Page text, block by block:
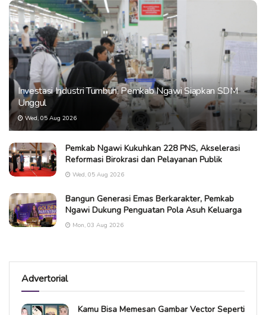
Investasi Industri Tumbuh, Pemkab Ngawi Siapkan SDM
Unggul
Wed, 05 Aug 2026
Pemkab Ngawi Kukuhkan 228 PNS, Akselerasi
Reformasi Birokrasi dan Pelayanan Publik
Wed, 05 Aug 2026
Bangun Generasi Emas Berkarakter, Pemkab
Ngawi Dukung Penguatan Pola Asuh Keluarga
Mon, 03 Aug 2026
Advertorial
Kamu Bisa Memesan Gambar Vector Seperti